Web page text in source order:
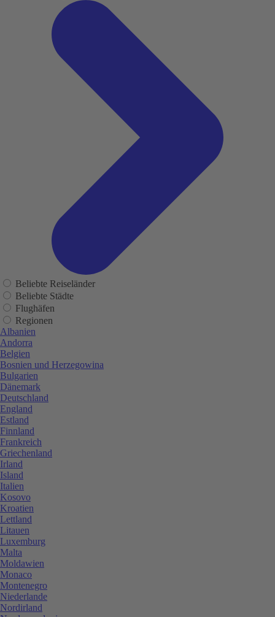
Beliebte Reiseländer
Beliebte Städte
Flughäfen
Regionen
Albanien
Andorra
Belgien
Bosnien und Herzegowina
Bulgarien
Dänemark
Deutschland
England
Estland
Finnland
Frankreich
Griechenland
Irland
Island
Italien
Kosovo
Kroatien
Lettland
Litauen
Luxemburg
Malta
Moldawien
Monaco
Montenegro
Niederlande
Nordirland